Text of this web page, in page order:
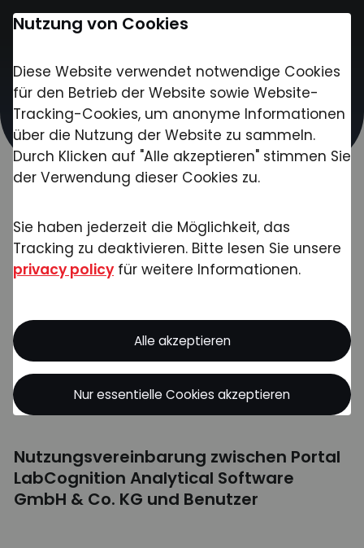
Kontakt
Nutzungsbedingungen
Nutzungsbedingungen
Nutzungsvereinbarung zwischen Portal
LabCognition Analytical Software
GmbH & Co. KG und Benutzer
Nutzung von Cookies
Diese Website verwendet notwendige Cookies
für den Betrieb der Website sowie Website-
Tracking-Cookies, um anonyme Informationen
über die Nutzung der Website zu sammeln.
Durch Klicken auf "Alle akzeptieren" stimmen Sie
der Verwendung dieser Cookies zu.
Sie haben jederzeit die Möglichkeit, das
Tracking zu deaktivieren. Bitte lesen Sie unsere
privacy policyfür weitere Informationen.
Alle akzeptieren
Nur essentielle Cookies akzeptieren